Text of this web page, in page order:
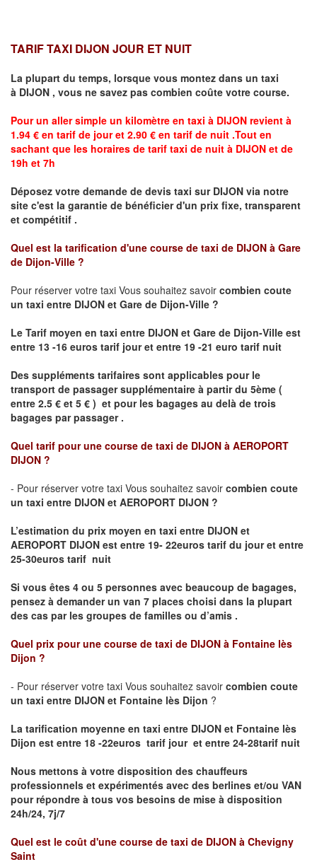
TARIF TAXI DIJON JOUR ET NUIT
La plupart du temps, lorsque vous montez dans un taxi
à DIJON , vous ne savez pas combien coûte votre course.
Pour un aller simple un kilomètre en taxi à DIJON revient à
1.94 € en tarif de jour et 2.90 € en tarif de nuit .Tout en
sachant que les horaires de tarif taxi de nuit à DIJON et de
19h et 7h
Déposez votre demande de devis taxi sur DIJON via notre
site c'est la garantie de bénéficier d'un prix fixe, transparent
et compétitif .
Quel est la tarification d'une course de taxi de DIJON à Gare
de Dijon-Ville ?
Pour réserver votre taxi Vous souhaitez savoir combien coute
un taxi entre DIJON et Gare de Dijon-Ville ?
Le Tarif moyen en taxi entre DIJON et Gare de Dijon-Ville est
entre 13 -16 euros tarif jour et entre 19 -21 euro tarif nuit
Des suppléments tarifaires sont applicables pour le
transport de passager supplémentaire à partir du 5ème (
entre 2.5 € et 5 € ) et pour les bagages au delà de trois
bagages par passager .
Quel tarif pour une course de taxi de DIJON à AEROPORT
DIJON ?
- Pour réserver votre taxi Vous souhaitez savoir combien coute
un taxi entre DIJON et AEROPORT DIJON ?
L’estimation du prix moyen en taxi entre DIJON et
AEROPORT DIJON est entre 19- 22euros tarif du jour et entre
25-30euros tarif nuit
Si vous êtes 4 ou 5 personnes avec beaucoup de bagages,
pensez à demander un van 7 places choisi dans la plupart
des cas par les groupes de familles ou d’amis .
Quel prix pour une course de taxi de DIJON à Fontaine lès
Dijon ?
- Pour réserver votre taxi Vous souhaitez savoir combien coute
un taxi entre DIJON et Fontaine lès Dijon ?
La tarification moyenne en taxi entre DIJON et Fontaine lès
Dijon est entre 18 -22euros tarif jour et entre 24-28tarif nuit
Nous mettons à votre disposition des chauffeurs
professionnels et expérimentés avec des berlines et/ou VAN
pour répondre à tous vos besoins de mise à disposition
24h/24, 7j/7
Quel est le coût d'une course de taxi de DIJON à Chevigny
Saint